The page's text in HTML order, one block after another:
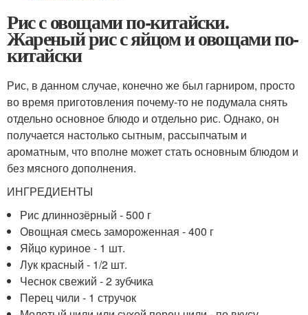
Рис с овощами по-китайски.
Жареный рис с яйцом и овощами по-
китайски
Рис, в данном случае, конечно же был гарниром, просто
во время приготовления почему-то не подумала снять
отдельно основное блюдо и отдельно рис. Однако, он
получается настолько сытным, рассыпчатым и
ароматным, что вполне может стать основным блюдом и
без мясного дополнения.
ИНГРЕДИЕНТЫ
Рис длиннозёрный - 500 г
Овощная смесь замороженная - 400 г
Яйцо куриное - 1 шт.
Лук красный - 1/2 шт.
Чеснок свежий - 2 зубчика
Перец чили - 1 стручок